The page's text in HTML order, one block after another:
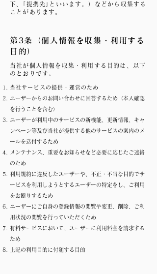
下、｢提携先｣といいます。）などから収集する
ことがあります。
第3条（個人情報を収集・利用する
目的）
当社が個人情報を収集・利用する目的は、以下
のとおりです。
当社サービスの提供・運営のため
ユーザーからのお問い合わせに回答するため（本人確認
を行うことを含む）
ユーザーが利用中のサービスの新機能、更新情報、キャ
ンペーン等及び当社が提供する他のサービスの案内のメ
ールを送付するため
メンテナンス、重要なお知らせなど必要に応じたご連絡
のため
利用規約に違反したユーザーや、不正・不当な目的でサ
ービスを利用しようとするユーザーの特定をし、ご利用
をお断りするため
ユーザーにご自身の登録情報の閲覧や変更、削除、ご利
用状況の閲覧を行っていただくため
有料サービスにおいて、ユーザーに利用料金を請求する
ため
上記の利用目的に付随する目的